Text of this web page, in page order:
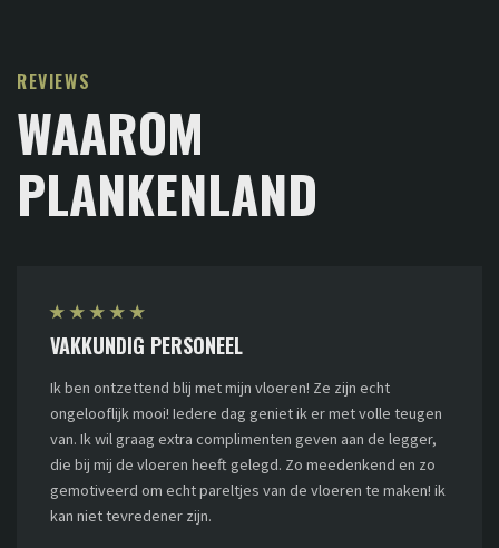
REVIEWS
WAAROM
PLANKENLAND
★ ★ ★ ★ ★
VAKKUNDIG PERSONEEL
Ik ben ontzettend blij met mijn vloeren! Ze zijn echt
ongelooflijk mooi! Iedere dag geniet ik er met volle teugen
van. Ik wil graag extra complimenten geven aan de legger,
die bij mij de vloeren heeft gelegd. Zo meedenkend en zo
gemotiveerd om echt pareltjes van de vloeren te maken! ik
kan niet tevredener zijn.